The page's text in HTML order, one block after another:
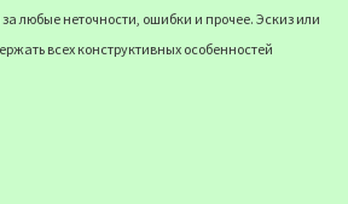
любые неточности, ошибки и прочее. Эскиз или
всех конструктивных особенностей